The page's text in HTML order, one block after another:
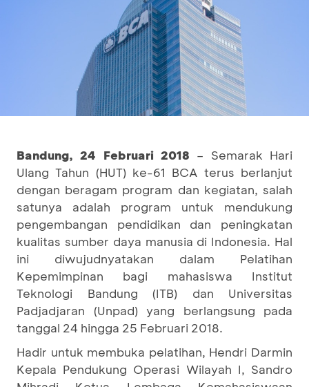
Bandung,24 Februari2018 – Semarak Hari
Ulang Tahun (HUT) ke-61 BCA terus berlanjut
dengan beragam program dan kegiatan, salah
satunya adalah program untuk mendukung
pengembangan pendidikan dan peningkatan
kualitas sumber daya manusia di Indonesia. Hal
ini diwujudnyatakan dalam Pelatihan
Kepemimpinan bagi mahasiswa Institut
Teknologi Bandung (ITB) dan Universitas
Padjadjaran (Unpad) yang berlangsung pada
tanggal 24 hingga 25 Februari 2018.
Hadir untuk membuka pelatihan, Hendri Darmin
Kepala Pendukung Operasi Wilayah I, Sandro